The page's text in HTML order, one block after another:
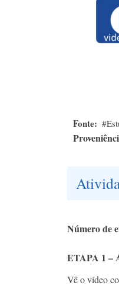
Fonte
Número de
ETAPA 1 –
Vê o vídeo